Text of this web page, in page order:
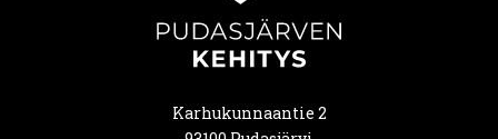
Karhukunnaantie 2